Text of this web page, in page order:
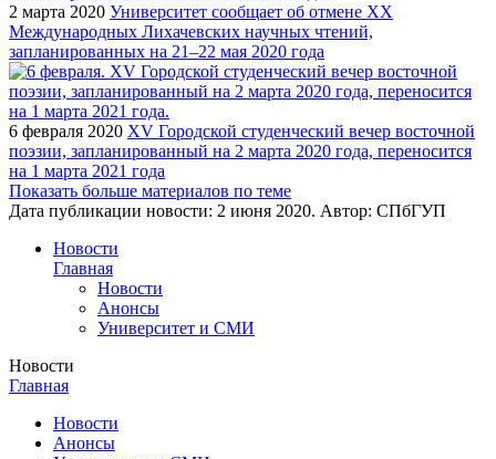
2 марта 2020 Университет сообщает об отмене XX
Международных Лихачевских научных чтений,
запланированных на 21–22 мая 2020 года
6 февраля 2020 XV Городской студенческий вечер восточной
поэзии, запланированный на 2 марта 2020 года, переносится
на 1 марта 2021 года
Показать больше материалов по теме
Дата публикации новости: 2 июня 2020. Автор: СПбГУП
Новости
Главная
Новости
Анонсы
Университет и СМИ
Новости
Главная
Новости
Анонсы